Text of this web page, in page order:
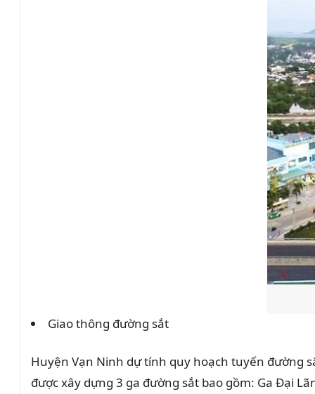
Giao thông đường sắt
Huyện Vạn Ninh dự tính quy hoạch tuyến đường
được xây dựng 3 ga đường sắt bao gồm: Ga Đại